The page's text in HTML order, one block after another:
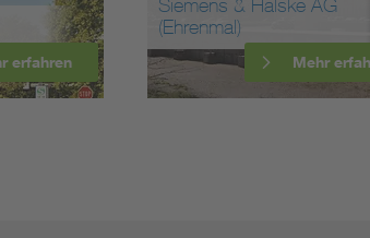
Siemens & Halske AG
(Ehrenmal)
Mehr erfahren